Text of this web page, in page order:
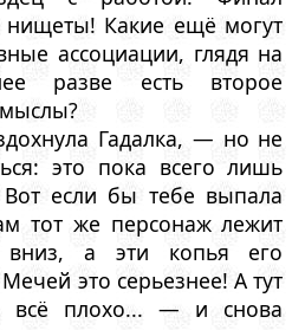
нищеты! Какие ещё могут
ассоциации, глядя на
разве есть второе
Гадалка, — но не
это пока всего лишь
если бы тебе выпала
тот же персонаж лежит
а эти копья его
это серьезнее! А тут
всё плохо... — и снова